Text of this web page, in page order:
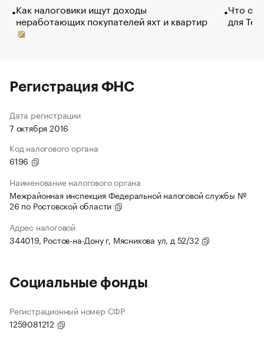
Как налоговики ищут доходы
неработающих покупателей яхт и квартир
Что
для
Регистрация ФНС
Дата регистрации
7 октября 2016
Код налогового органа
6196
Наименование налогового органа
Межрайонная инспекция Федеральной налоговой службы №
26 по Ростовской области
Адрес налоговой
344019, Ростов-на-Дону г, Мясникова ул, д 52/32
Социальные фонды
Регистрационный номер СФР
1259081212